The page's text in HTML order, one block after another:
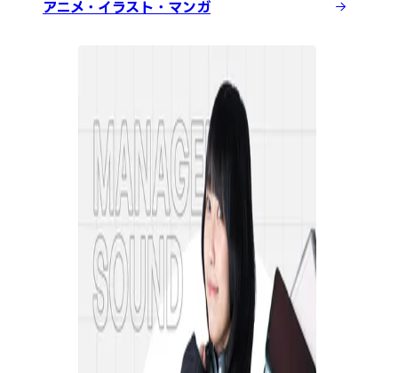
アニメ・イラスト・マンガ